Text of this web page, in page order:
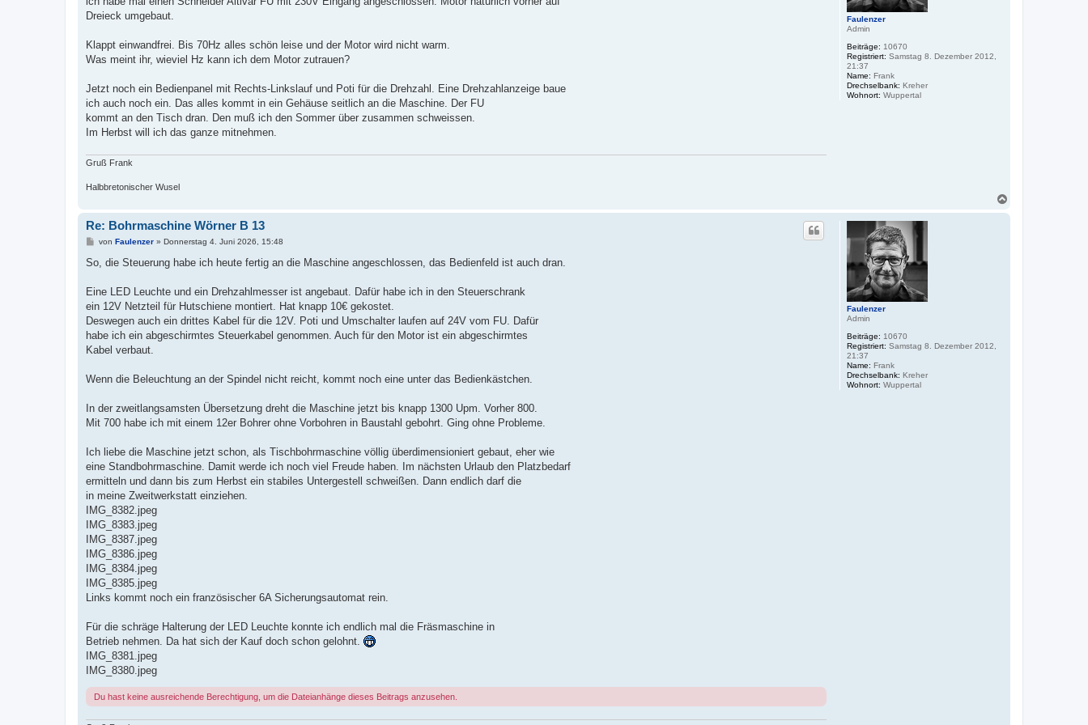
Faulenzer
Admin
Beiträge: 10670
Registriert: Samstag 8. Dezember 2012,
21:37
Name: Frank
Drechselbank: Kreher
Wohnort: Wuppertal
Dreieck umgebaut.
Klappt einwandfrei. Bis 70Hz alles schön leise und der Motor wird nicht warm.
Was meint ihr, wieviel Hz kann ich dem Motor zutrauen?
Jetzt noch ein Bedienpanel mit Rechts-Linkslauf und Poti für die Drehzahl. Eine Drehzahlanzeige baue
ich auch noch ein. Das alles kommt in ein Gehäuse seitlich an die Maschine. Der FU
kommt an den Tisch dran. Den muß ich den Sommer über zusammen schweissen.
Im Herbst will ich das ganze mitnehmen.
Gruß Frank
Halbbretonischer Wusel
Faulenzer
Admin
Beiträge: 10670
Registriert: Samstag 8. Dezember 2012,
21:37
Name: Frank
Drechselbank: Kreher
Wohnort: Wuppertal
Re: Bohrmaschine Wörner B 13
B
i
a
von Faulenzer» Donnerstag 4. Juni 2026, 15:48
So, die Steuerung habe ich heute fertig an die Maschine angeschlossen, das Bedienfeld ist auch dran.
Eine LED Leuchte und ein Drehzahlmesser ist angebaut. Dafür habe ich in den Steuerschrank
ein 12V Netzteil für Hutschiene montiert. Hat knapp 10€ gekostet.
Deswegen auch ein drittes Kabel für die 12V. Poti und Umschalter laufen auf 24V vom FU. Dafür
habe ich ein abgeschirmtes Steuerkabel genommen. Auch für den Motor ist ein abgeschirmtes
Kabel verbaut.
Wenn die Beleuchtung an der Spindel nicht reicht, kommt noch eine unter das Bedienkästchen.
In der zweitlangsamsten Übersetzung dreht die Maschine jetzt bis knapp 1300 Upm. Vorher 800.
Mit 700 habe ich mit einem 12er Bohrer ohne Vorbohren in Baustahl gebohrt. Ging ohne Probleme.
Ich liebe die Maschine jetzt schon, als Tischbohrmaschine völlig überdimensioniert gebaut, eher wie
eine Standbohrmaschine. Damit werde ich noch viel Freude haben. Im nächsten Urlaub den Platzbedarf
ermitteln und dann bis zum Herbst ein stabiles Untergestell schweißen. Dann endlich darf die
in meine Zweitwerkstatt einziehen.
IMG_8382.jpeg
IMG_8383.jpeg
IMG_8387.jpeg
IMG_8386.jpeg
IMG_8384.jpeg
IMG_8385.jpeg
Links kommt noch ein französischer 6A Sicherungsautomat rein.
Für die schräge Halterung der LED Leuchte konnte ich endlich mal die Fräsmaschine in
Betrieb nehmen. Da hat sich der Kauf doch schon gelohnt.
IMG_8381.jpeg
IMG_8380.jpeg
Du hast keine ausreichende Berechtigung, um die Dateianhänge dieses Beitrags anzusehen.